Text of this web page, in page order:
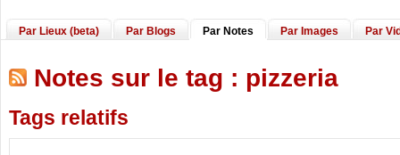
Par Lieux (beta) Par Blogs Par Notes Par Images Par
Notes sur le tag : pizzeria
Tags relatifs